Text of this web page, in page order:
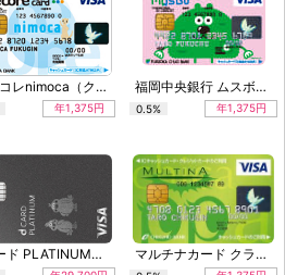
アレコレnimoca（クラシック）
年1,375円
福岡中央銀行 ムスボカード
0.5% 年1,375円
dカード PLATINUM（ポインコデザイン縦） マルチナカード クラシック